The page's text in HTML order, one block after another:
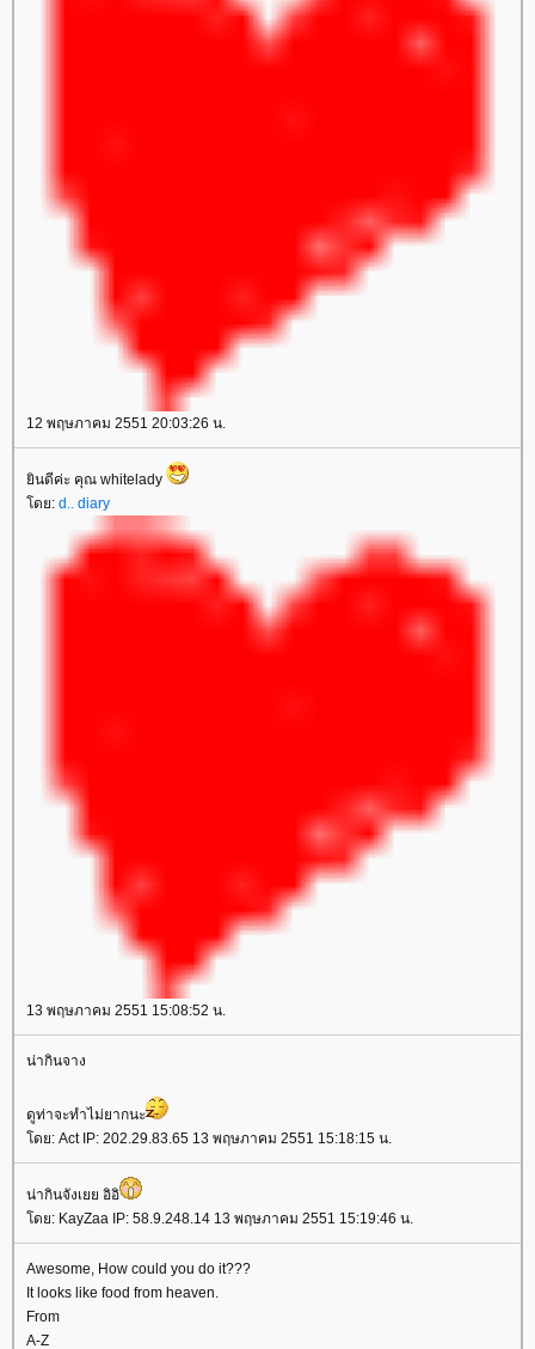
12 พฤษภาคม 2551 20:03:26 น.
ินดีค่ะ คุณ whitelady
ดย: d.. diary
13 พฤษภาคม 2551 15:08:52 น.
น่ากินจาง
ดูท่าจะทำไม่ยากนะ
ดย: Act IP: 202.29.83.65 13 พฤษภาคม 2551 15:18:15 น.
น่ากินจังเยย อิอิ
ดย: KayZaa IP: 58.9.248.14 13 พฤษภาคม 2551 15:19:46 น.
Awesome, How could you do it???
It looks like food from heaven.
From
A-Z